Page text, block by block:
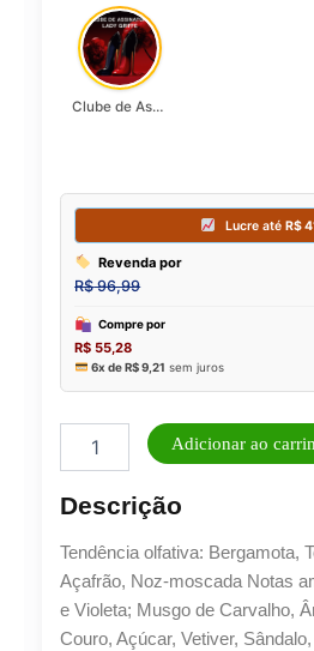
Clube de Assinatura Lady Griffe
Masculino
Collection
N°
004
quantidade
Adicionar ao
Descrição
Tendência olfativa: Bergamota,
Açafrão, Noz-moscada Notas
e Violeta; Musgo de Carvalho,
Couro, Açúcar, Vetiver,